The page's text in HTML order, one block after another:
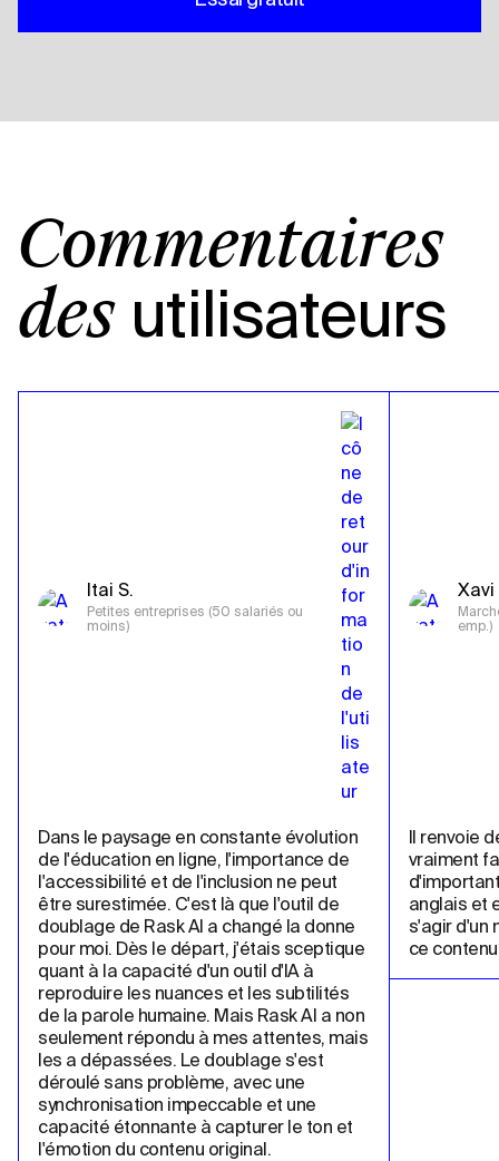
Commentaires
des utilisateurs
Itai S.
Petites entreprises (50 salariés ou
moins)
Dans le paysage en constante évolution
de l'éducation en ligne, l'importance de
l'accessibilité et de l'inclusion ne peut
être surestimée. C'est là que l'outil de
doublage de Rask AI a changé la donne
pour moi. Dès le départ, j'étais sceptique
quant à la capacité d'un outil d'IA à
reproduire les nuances et les subtilités
de la parole humaine. Mais Rask AI a non
seulement répondu à mes attentes, mais
les a dépassées. Le doublage s'est
déroulé sans problème, avec une
synchronisation impeccable et une
capacité étonnante à capturer le ton et
l'émotion du contenu original.
Xavi
emp.)
Il renvoie
vraiment
anglais et
s'agir d'un
ce